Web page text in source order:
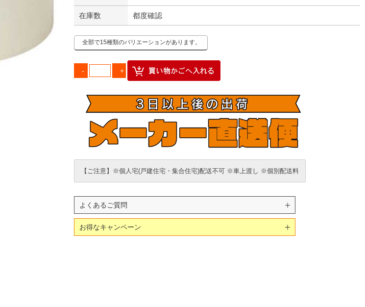
在庫数 都度確認
全部で15種類のバリエーションがあります。
【ご注意】※個人宅(戸建住宅・集合住宅)配送不可 ※車上渡し ※個別配送料
よくあるご質問
お得なキャンペーン